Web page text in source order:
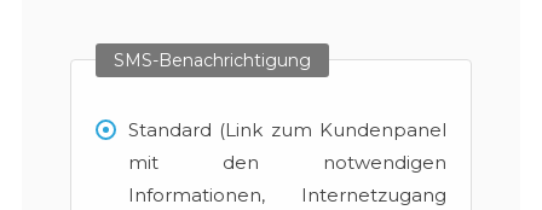
SMS-Benachrichtigung
Standard (Link zum Kundenpanel
mit den notwendigen
Informationen, Internetzugang